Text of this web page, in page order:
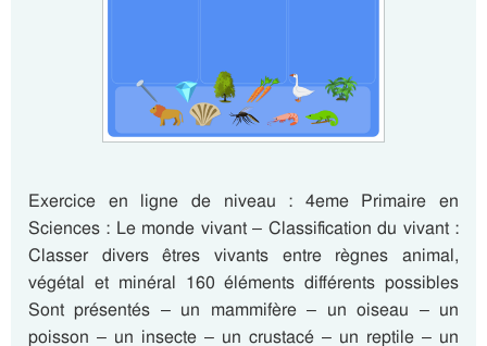
Exercice en ligne de niveau : 4eme Primaire en
Sciences : Le monde vivant – Classification du vivant :
Classer divers êtres vivants entre règnes animal,
végétal et minéral 160 éléments différents possibles
Sont présentés – un mammifère – un oiseau – un
poisson – un insecte – un crustacé – un reptile – un